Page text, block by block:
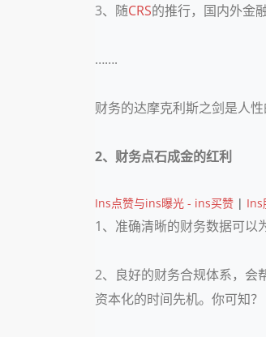
3、随CRS的推行，国内外金
…….
财务的达摩克利斯之剑是人
2、财务点石成金的红利
Ins点赞与ins曝光 - ins买赞 | Ins
1、准确清晰的财务数据可以
2、良好的财务合规体系，会
资本化的时间先机。你可知？